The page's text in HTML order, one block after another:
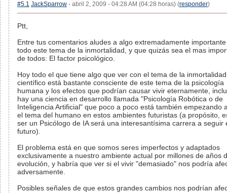
#5.1 JackSparrow - abril 2, 2009 - 04:28 AM (04:28 horas) (responder)
Ptt,
Entre tus comentarios aludes a algo extremadamente
todo este tema de la inmortalidad, y que quizás sea el mas
de todos: El factor psicológico.
Hoy todo el que tiene algo que ver con el tema de la
científico está bastante consciente de este tema de la psicología
humana y los efectos que podrían causar vivir eternamente,
hay una ciencia en desarrollo llamada "Psicología Robótica o de
Inteligencia Artificial" que poco a poco está también empezando
el tema del humano en estos ambientes futuristas (a propósito,
ser un Psicólogo de IA será una interesantísima carrera a seguir
futuro).
El problema está en que somos seres imperfectos y adaptados
exclusivamente a nuestro ambiente actual por millones de años
evolución, y habría que ver si el vivir "demasiado" nos podría
adversamente.
Posibles señales de que estos grandes cambios nos podrían